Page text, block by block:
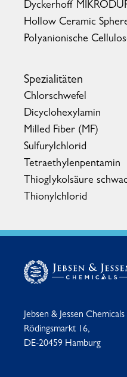
Dyckerhoff
Hollow Ceramic
Polyanionische
Spezialitäten
Chlorschwefel
Dicyclohexylamin
Milled Fiber (MF)
Sulfurylchlorid
Tetraethylenpentamin
Thioglykolsäure
Thionylchlorid
Jebsen & Jessen
Rödingsmarkt 16,
DE-20459 Hamburg